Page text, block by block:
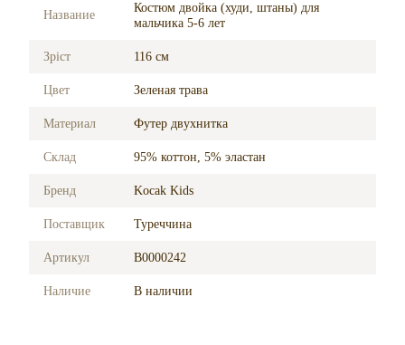
Название
Костюм двойка (худи, штаны) для
мальчика 5-6 лет
Зріст 116 см
Цвет Зеленая трава
Материал Футер двухнитка
Склад 95% коттон, 5% эластан
Бренд Kocak Kids
Поставщик Туреччина
Артикул B0000242
Наличие В наличии